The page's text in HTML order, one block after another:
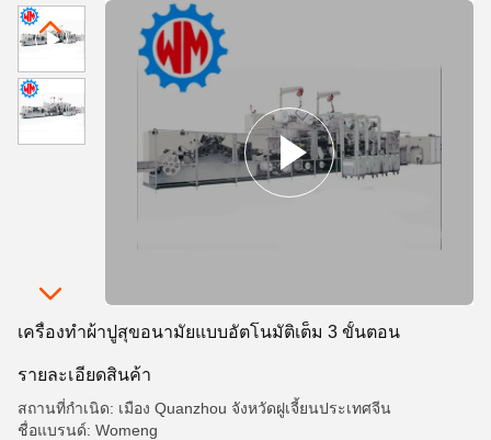
เครื่องทําผ้าปูสุขอนามัยแบบอัตโนมัติเต็ม 3 ขั้นตอน
รายละเอียดสินค้า
สถานที่กำเนิด: เมือง Quanzhou จังหวัดฝูเจี้ยนประเทศจีน
ชื่อแบรนด์: Womeng